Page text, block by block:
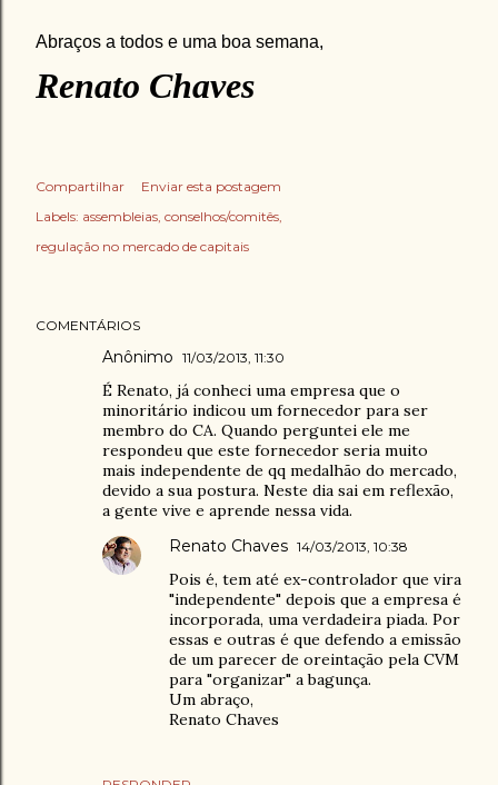
Abraços a todos e uma boa semana,
Renato Chaves
Compartilhar
Enviar esta postagem
Labels: assembleias conselhos/comitês
regulação no mercado de capitais
COMENTÁRIOS
Anônimo 11/03/2013, 11:30
É Renato, já conheci uma empresa que o
minoritário indicou um fornecedor para ser
membro do CA. Quando perguntei ele me
respondeu que este fornecedor seria muito
mais independente de qq medalhão do mercado,
devido a sua postura. Neste dia sai em reflexão,
a gente vive e aprende nessa vida.
Renato Chaves 14/03/2013, 10:38
Pois é, tem até ex-controlador que vira
"independente" depois que a empresa é
incorporada, uma verdadeira piada. Por
essas e outras é que defendo a emissão
de um parecer de oreintação pela CVM
para "organizar" a bagunça.
Um abraço,
Renato Chaves